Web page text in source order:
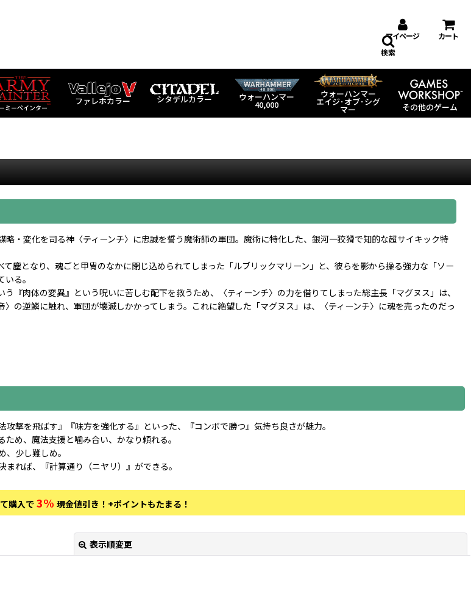
マイページ カート
ミーペインター
ファレホカラー シタデルカラー ウォーハンマー
40,000
ウォーハンマー
エイジ･オブ･シグ
マー その他のゲーム
検索
略・変化を司る神〈ティーンチ〉に忠誠を誓う魔術師の軍団。魔術に特化した、銀河一狡猾で知的な超サイキック特
て塵となり、魂ごと甲冑のなかに閉じ込められてしまった「ルブリックマリーン」と、彼らを影から操る強力な「ソー
る。
『肉体の変異』という呪いに苦しむ配下を救うため、〈ティーンチ〉の力を借りてしまった総主長「マグヌス」は、
〉の逆鱗に触れ、軍団が壊滅しかかってしまう。これに絶望した「マグヌス」は、〈ティーンチ〉に魂を売ったのだっ
撃を飛ばす』『味方を強化する』といった、『コンボで勝つ』気持ち良さが魅力。
め、魔法支援と噛み合い、かなり頼れる。
少し難しめ。
れば、『計算通り（ニヤリ）』ができる。
購入で 3% 現金値引き！ +ポイントもたまる！
表示順変更